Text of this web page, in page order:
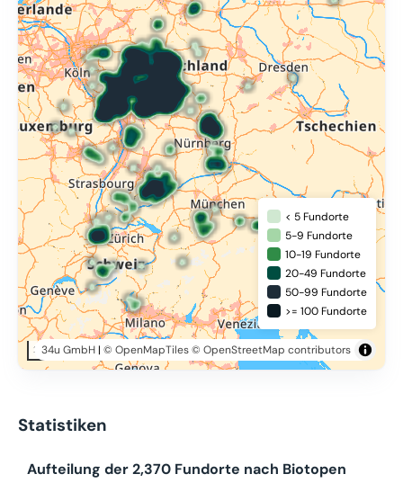
200 km
34u GmbH| © OpenMapTiles© OpenStreetMap contributors
< 5 Fundorte
5-9 Fundorte
10-19 Fundorte
20-49 Fundorte
50-99 Fundorte
>= 100 Fundorte
Statistiken
Aufteilung der 2,370 Fundorte nach Biotopen